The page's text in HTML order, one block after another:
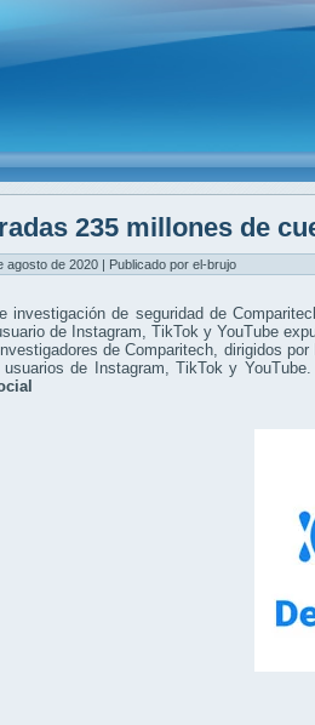
235 millones de
agosto de 2020 | Publicado por el-brujo
investigación de seguridad de
de Instagram, TikTok y YouTube
de Comparitech, dirigidos por
usuarios de Instagram, TikTok y